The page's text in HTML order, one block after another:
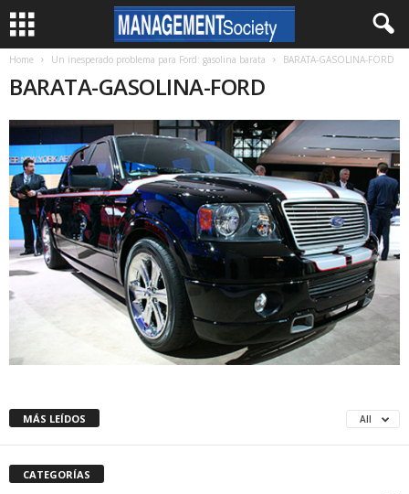
Home Un inesperado problema para Ford: gasolina barata BARATA-GASOLINA-FORD
BARATA-GASOLINA-FORD
MÁS LEÍDOS All
CATEGORÍAS